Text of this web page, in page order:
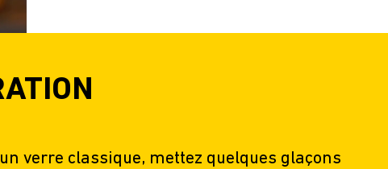
verre classique, mettez quelques glaçons